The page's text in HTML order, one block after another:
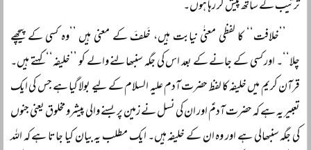
ترتیب کے ساتھ پیش کر رہا ہوں۔
’’خلافت‘‘ کا لفظی معنٰی نیابت ہیں، خَلفَ کے معنی ہیں ’’وہ کسی کے پیچھے
چلا‘‘۔ اور کسی کے جانے کے بعد اس کی جگہ سنبھالنے والے کو ’’خلیفہ‘‘ کہتے ہیں۔
قرآن کریم میں خلیفہ کا لفظ حضرت آدم علیہ السلام کے لیے بولا گیا ہے جس کی ایک
تعبیر یہ ہے کہ حضرت آدمؑ اور ان کی نسل نے زمین پر بسنے والی پیشرو مخلوق یعنی جنوں
کی جگہ سنبھالی ہے اور وہ ان کے خلیفہ ہیں۔ ایک مطلب یہ بیان کیا جاتا ہے کہ اللہ